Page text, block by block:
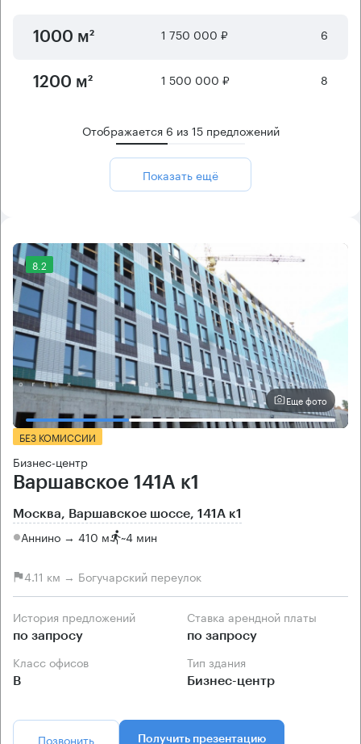
1000 м² 1 750 000 ₽ 6
1200 м² 1 500 000 ₽ 8
Отображается 6 из15предложений
Показать ещё
8.2
Еще фото
БЕЗ КОМИССИИ
Бизнес-центр
Варшавское 141А к1
Москва, Варшавское шоссе, 141А к1
Аннино → 410 м ~4 мин
4.11 км → Богучарский переулок
История предложений
по запросу
Ставка арендной платы
по запросу
Класс офисов
B
Тип здания
Бизнес-центр
Позвонить Получить презентацию